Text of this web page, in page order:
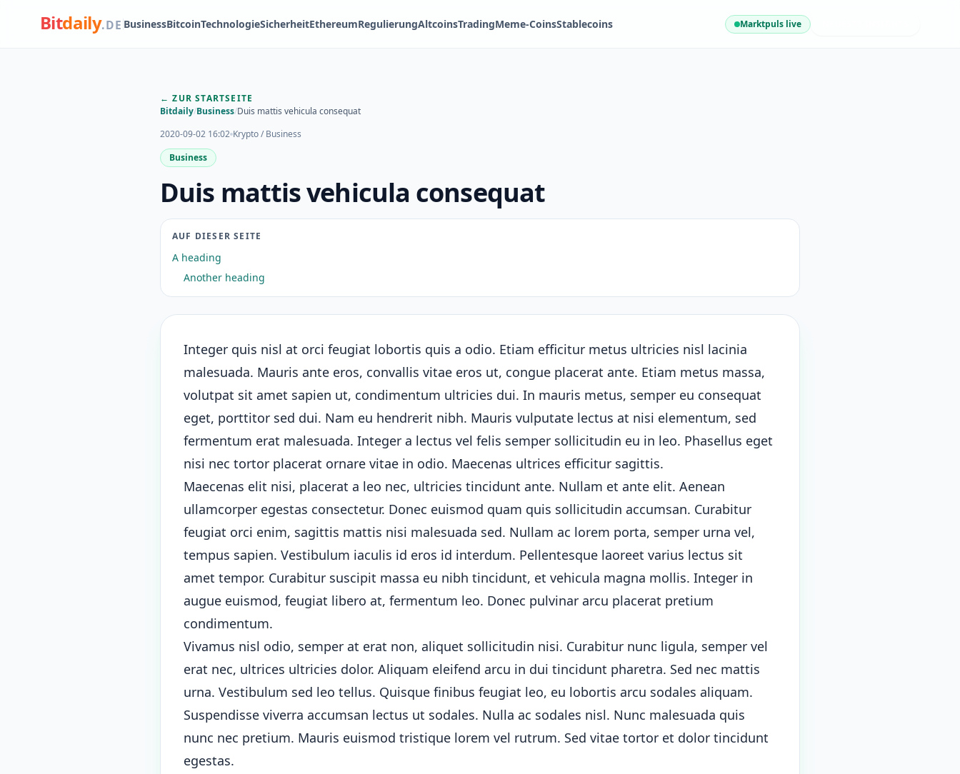
Bitdaily.DE BusinessBitcoinTechnologieSicherheitEthereumRegulierungAltcoinsTradingMeme-CoinsStablecoins Marktpuls live
← ZUR STARTSEITE
Bitdaily/Business/Duis mattis vehicula consequat
2020-09-02 16:02 Krypto / Business
Business
Duis mattis vehicula consequat
AUF DIESER SEITE
A heading
Another heading
Integer quis nisl at orci feugiat lobortis quis a odio. Etiam efficitur metus ultricies nisl lacinia
malesuada. Mauris ante eros, convallis vitae eros ut, congue placerat ante. Etiam metus massa,
volutpat sit amet sapien ut, condimentum ultricies dui. In mauris metus, semper eu consequat
eget, porttitor sed dui. Nam eu hendrerit nibh. Mauris vulputate lectus at nisi elementum, sed
fermentum erat malesuada. Integer a lectus vel felis semper sollicitudin eu in leo. Phasellus eget
nisi nec tortor placerat ornare vitae in odio. Maecenas ultrices efficitur sagittis.
Maecenas elit nisi, placerat a leo nec, ultricies tincidunt ante. Nullam et ante elit. Aenean
ullamcorper egestas consectetur. Donec euismod quam quis sollicitudin accumsan. Curabitur
feugiat orci enim, sagittis mattis nisi malesuada sed. Nullam ac lorem porta, semper urna vel,
tempus sapien. Vestibulum iaculis id eros id interdum. Pellentesque laoreet varius lectus sit
amet tempor. Curabitur suscipit massa eu nibh tincidunt, et vehicula magna mollis. Integer in
augue euismod, feugiat libero at, fermentum leo. Donec pulvinar arcu placerat pretium
condimentum.
Vivamus nisl odio, semper at erat non, aliquet sollicitudin nisi. Curabitur nunc ligula, semper vel
erat nec, ultrices ultricies dolor. Aliquam eleifend arcu in dui tincidunt pharetra. Sed nec mattis
urna. Vestibulum sed leo tellus. Quisque finibus feugiat leo, eu lobortis arcu sodales aliquam.
Suspendisse viverra accumsan lectus ut sodales. Nulla ac sodales nisl. Nunc malesuada quis
nunc nec pretium. Mauris euismod tristique lorem vel rutrum. Sed vitae tortor et dolor tincidunt
egestas.